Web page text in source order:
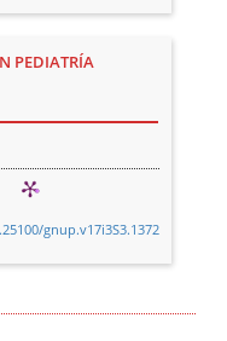
PEDIATRÍA
gnup.v17i3S3.1372